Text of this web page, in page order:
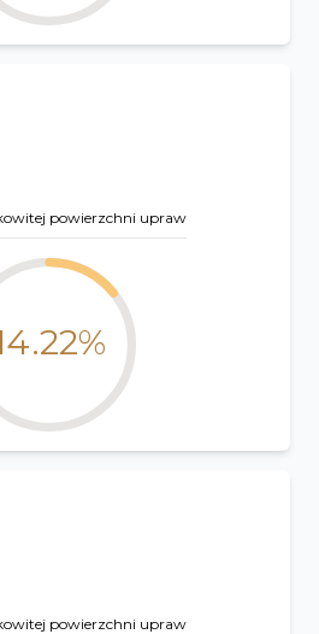
powierzchni upraw
powierzchni upraw